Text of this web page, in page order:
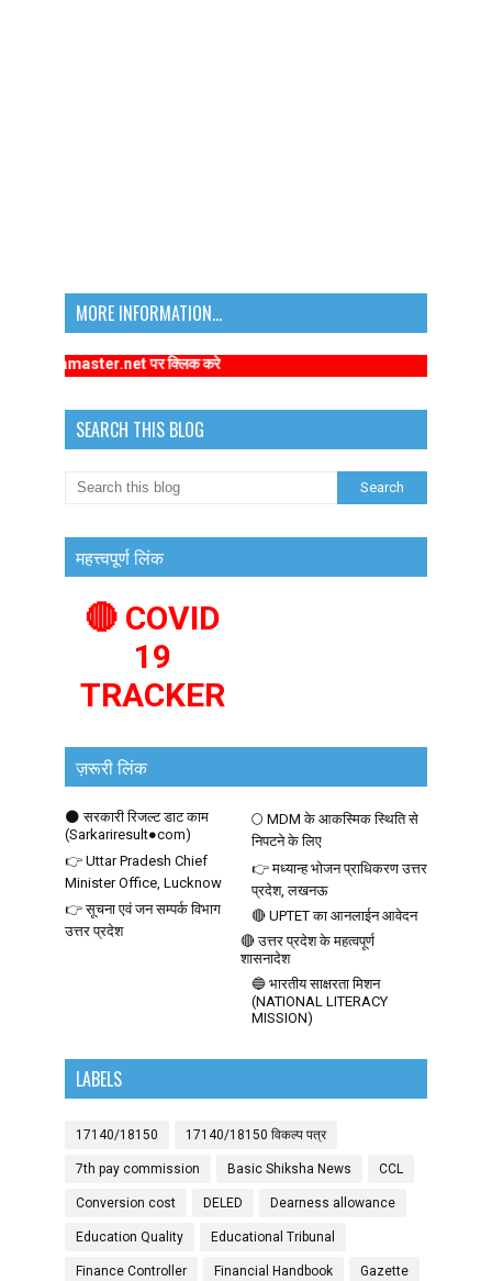
MORE INFORMATION...
पर क्लिक करे
SEARCH THIS BLOG
महत्त्वपूर्ण लिंक
🔴 COVID
19
TRACKER
ज़रूरी लिंक
🌑 सरकारी रिजल्ट डाट काम
(Sarkariresult●com)
🌕 MDM के आकस्मिक स्थिति से
निपटने के लिए
👉 Uttar Pradesh Chief
Minister Office, Lucknow
👉 मध्यान्ह भोजन प्राधिकरण उत्तर
प्रदेश, लखनऊ
👉 सूचना एवं जन सम्पर्क विभाग
उत्तर प्रदेश
🔴 UPTET का आनलाईन आवेदन
🔴 उत्तर प्रदेश के महत्वपूर्ण
शासनादेश
🔵 भारतीय साक्षरता मिशन
(NATIONAL LITERACY
MISSION)
LABELS
17140/18150 17140/18150 विकल्प पत्र
7th pay commission Basic Shiksha News CCL
Conversion cost DELED Dearness allowance
Education Quality Educational Tribunal
Finance Controller Financial Handbook Gazette